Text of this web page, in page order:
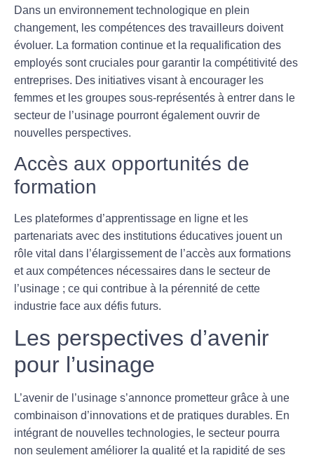
Dans un environnement technologique en plein
changement, les compétences des travailleurs doivent
évoluer. La formation continue et la requalification des
employés sont cruciales pour garantir la compétitivité des
entreprises. Des initiatives visant à encourager les
femmes et les groupes sous-représentés à entrer dans le
secteur de l’usinage pourront également ouvrir de
nouvelles perspectives.
Accès aux opportunités de
formation
Les plateformes d’apprentissage en ligne et les
partenariats avec des institutions éducatives jouent un
rôle vital dans l’élargissement de l’accès aux formations
et aux compétences nécessaires dans le secteur de
l’usinage ; ce qui contribue à la pérennité de cette
industrie face aux défis futurs.
Les perspectives d’avenir
pour l’usinage
L’avenir de l’usinage s’annonce prometteur grâce à une
combinaison d’innovations et de pratiques durables. En
intégrant de nouvelles technologies, le secteur pourra
non seulement améliorer la qualité et la rapidité de ses